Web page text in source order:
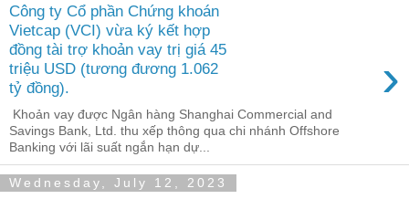
Công ty Cổ phần Chứng khoán
Vietcap (VCI) vừa ký kết hợp
đồng tài trợ khoản vay trị giá 45
triệu USD (tương đương 1.062
tỷ đồng).
›
Khoản vay được Ngân hàng Shanghai Commercial and
Savings Bank, Ltd. thu xếp thông qua chi nhánh Offshore
Banking với lãi suất ngắn hạn dự...
Wednesday, July 12, 2023